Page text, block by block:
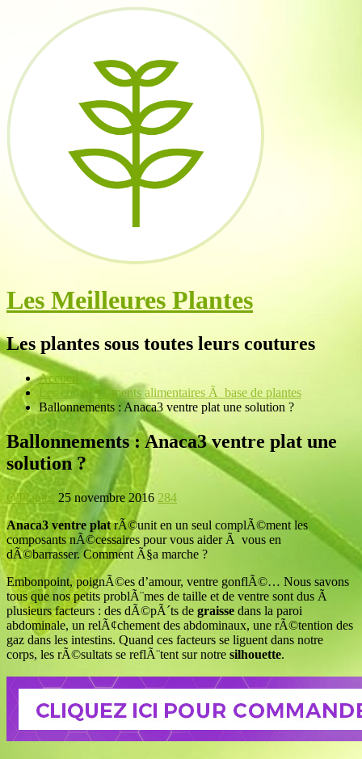
Les Meilleures Plantes
Les plantes sous toutes leurs coutures
Accueil
Les complÃ©ments alimentaires Ã base de plantes
Ballonnements : Anaca3 ventre plat une solution ?
Ballonnements : Anaca3 ventre plat une
solution ?
O'Plantes 25 novembre 2016 284
Anaca3 ventre platrÃ©unit en un seul complÃ©ment les
composants nÃ©cessaires pour vous aider Ã vous en
dÃ©barrasser. Comment Ã§a marche ?
Embonpoint, poignÃ©es d’amour, ventre gonflÃ©… Nous savons
tous que nos petits problÃ¨mes de taille et de ventre sont dus Ã
plusieurs facteurs : des dÃ©pÃ´ts de graisse dans la paroi
abdominale, un relÃ¢chement des abdominaux, une rÃ©tention des
gaz dans les intestins. Quand ces facteurs se liguent dans notre
corps, les rÃ©sultats se reflÃ¨tent sur notre silhouette.